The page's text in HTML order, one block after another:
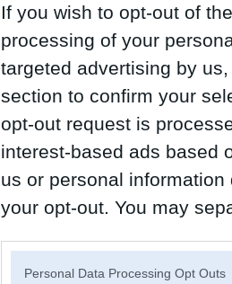
If you wish to opt-out of
processing of your
targeted advertising by
section to confirm your
opt-out request is
interest-based ads based
us or personal
your opt-out. You may
Personal Data Processing Opt Outs